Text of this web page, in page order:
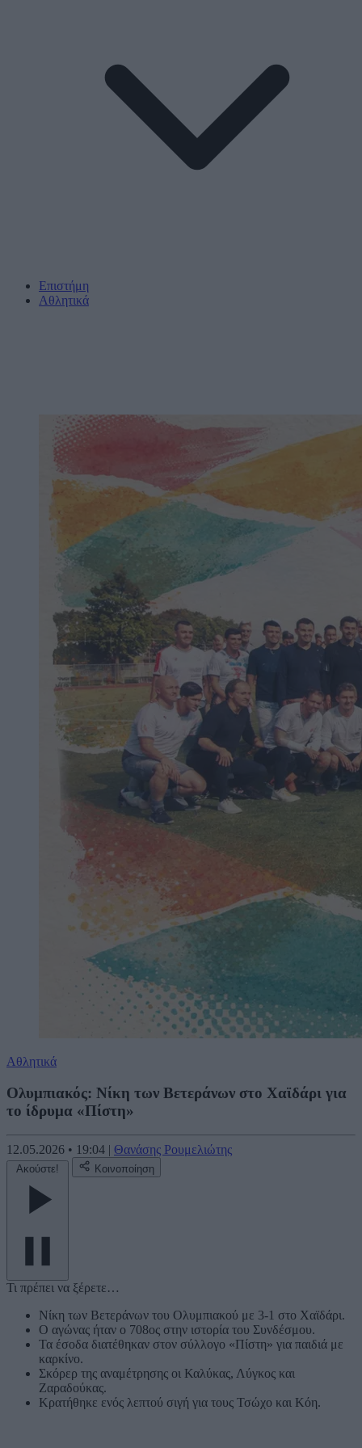
Επιστήμη
Αθλητικά
Αθλητικά
Ολυμπιακός: Νίκη των Βετεράνων στο Χαϊδάρι για
το ίδρυμα «Πίστη»
12.05.2026 • 19:04 | Θανάσης Ρουμελιώτης
Ακούστε! Κοινοποίηση
Τι πρέπει να ξέρετε…
Νίκη των Βετεράνων του Ολυμπιακού με 3-1 στο Χαϊδάρι.
Ο αγώνας ήταν ο 708ος στην ιστορία του Συνδέσμου.
Τα έσοδα διατέθηκαν στον σύλλογο «Πίστη» για παιδιά με
καρκίνο.
Σκόρερ της αναμέτρησης οι Καλύκας, Λύγκος και
Ζαραδούκας.
Κρατήθηκε ενός λεπτού σιγή για τους Τσώχο και Κόη.